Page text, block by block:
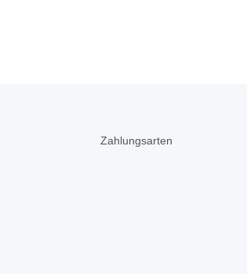
Zahlungsarten